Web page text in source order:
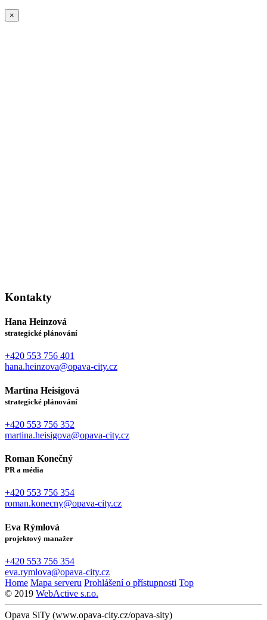
×
Kontakty
Hana Heinzová
strategické plánování
+420 553 756 401
hana.heinzova@opava-city.cz
Martina Heisigová
strategické plánování
+420 553 756 352
martina.heisigova@opava-city.cz
Roman Konečný
PR a média
+420 553 756 354
roman.konecny@opava-city.cz
Eva Rýmlová
projektový manažer
+420 553 756 354
eva.rymlova@opava-city.cz
Home Mapa serveru Prohlášení o přístupnosti Top
© 2019 WebActive s.r.o.
Opava SiTy (www.opava-city.cz/opava-sity)